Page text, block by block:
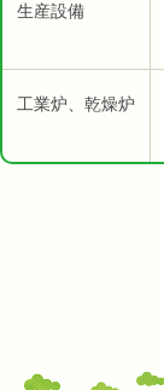
生産設備
工業炉、乾燥炉